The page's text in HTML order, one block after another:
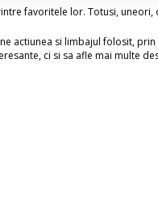
favoritele lor. Totusi,
actiunea si limbajul folosit,
ci si sa afle mai multe